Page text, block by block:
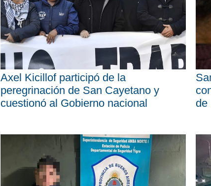
Axel Kicillof participó de la
peregrinación de San Cayetano y
cuestionó al Gobierno nacional
de